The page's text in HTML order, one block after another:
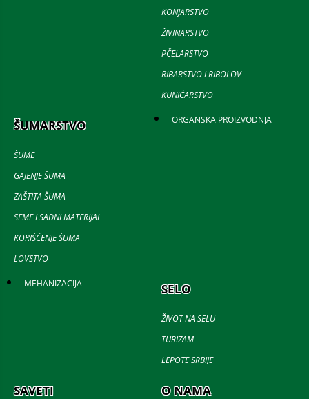
KONJARSTVO
ŽIVINARSTVO
PČELARSTVO
RIBARSTVO I RIBOLOV
KUNIĆARSTVO
ŠUMARSTVO
ŠUME
GAJENJE ŠUMA
ZAŠTITA ŠUMA
SEME I SADNI MATERIJAL
KORIŠĆENJE ŠUMA
LOVSTVO
ORGANSKA PROIZVODNJA
MEHANIZACIJA SELO
ŽIVOT NA SELU
TURIZAM
LEPOTE SRBIJE
SAVETI O NAMA